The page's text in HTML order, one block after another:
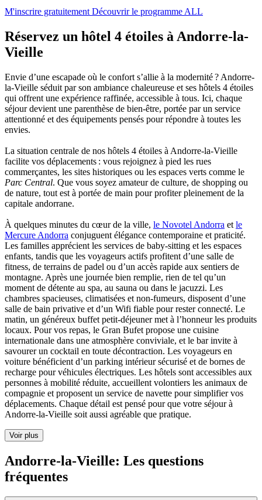
M'inscrire gratuitement Découvrir le programme ALL
Réservez un hôtel 4 étoiles à Andorre-la-
Vieille
Envie d’une escapade où le confort s’allie à la modernité ? Andorre-
la-Vieille séduit par son ambiance chaleureuse et ses hôtels 4 étoiles
qui offrent une expérience raffinée, accessible à tous. Ici, chaque
séjour devient une parenthèse de bien-être, portée par un service
attentionné et des équipements pensés pour répondre à toutes les
envies.
La situation centrale de nos hôtels 4 étoiles à Andorre-la-Vieille
facilite vos déplacements : vous rejoignez à pied les rues
commerçantes, les sites historiques ou les espaces verts comme le
Parc Central. Que vous soyez amateur de culture, de shopping ou
de nature, tout est à portée de main pour profiter pleinement de la
capitale andorrane.
À quelques minutes du cœur de la ville, le Novotel Andorra et le
Mercure Andorra conjuguent élégance contemporaine et praticité.
Les familles apprécient les services de baby-sitting et les espaces
enfants, tandis que les voyageurs actifs profitent d’une salle de
fitness, de terrains de padel ou d’un accès rapide aux sentiers de
montagne. Après une journée bien remplie, rien de tel qu’un
moment de détente au spa, au sauna ou dans le jacuzzi. Les
chambres spacieuses, climatisées et non-fumeurs, disposent d’une
salle de bain privative et d’un Wifi fiable pour rester connecté. Le
matin, un généreux buffet petit-déjeuner met à l’honneur les produits
locaux. Pour vos repas, le Gran Bufet propose une cuisine
internationale dans une atmosphère conviviale, et le bar invite à
savourer un cocktail en toute décontraction. Les voyageurs en
voiture bénéficient d’un parking intérieur sécurisé et de bornes de
recharge pour véhicules électriques. Les hôtels sont accessibles aux
personnes à mobilité réduite, accueillent volontiers les animaux de
compagnie et proposent un service de navette pour simplifier vos
déplacements. Chaque détail est pensé pour que votre séjour à
Andorre-la-Vieille soit aussi agréable que pratique.
Voir plus
Andorre-la-Vieille: Les questions
fréquentes